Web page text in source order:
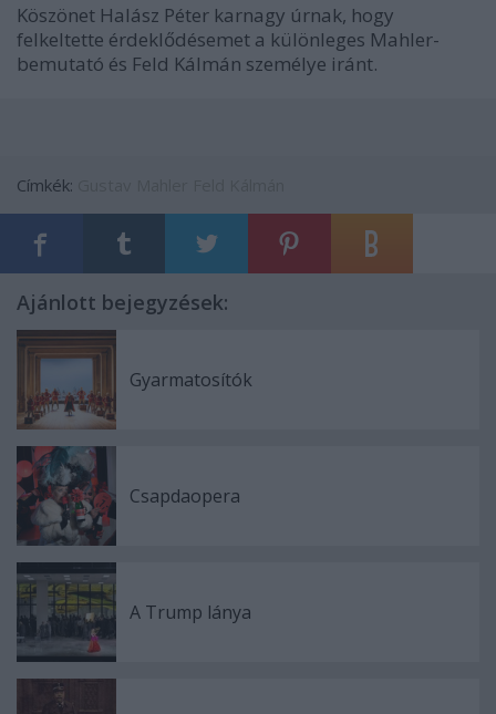
Köszönet Halász Péter karnagy úrnak, hogy
felkeltette érdeklődésemet a különleges Mahler-
bemutató és Feld Kálmán személye iránt.
Címkék:
Ajánlott bejegyzések:
Gyarmatosítók
Csapdaopera
A Trump lánya